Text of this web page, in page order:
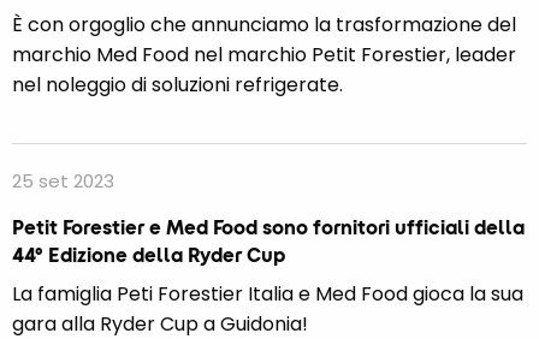
È con orgoglio che annunciamo la trasformazione del
marchio Med Food nel marchio Petit Forestier, leader
nel noleggio di soluzioni refrigerate.
25 set 2023
Petit Forestier e Med Food sono fornitori ufficiali della
44° Edizione della Ryder Cup
La famiglia Peti Forestier Italia e Med Food gioca la sua
gara alla Ryder Cup a Guidonia!